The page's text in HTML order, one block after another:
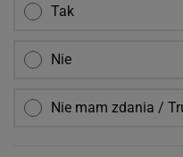
Tak
Nie
Nie mam zdania /